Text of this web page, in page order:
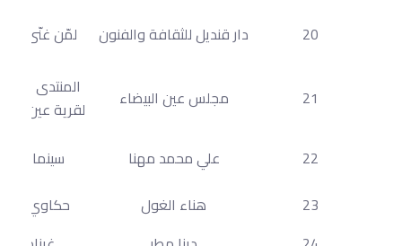
20
دار قنديل للثقافة والفنون لمّن غنّى
21 مجلس عين البيضاء
المنتدى
لقرية عين
22
علي محمد مهنا
سينما البحر
23
هناء الغول
حكاوي البحر